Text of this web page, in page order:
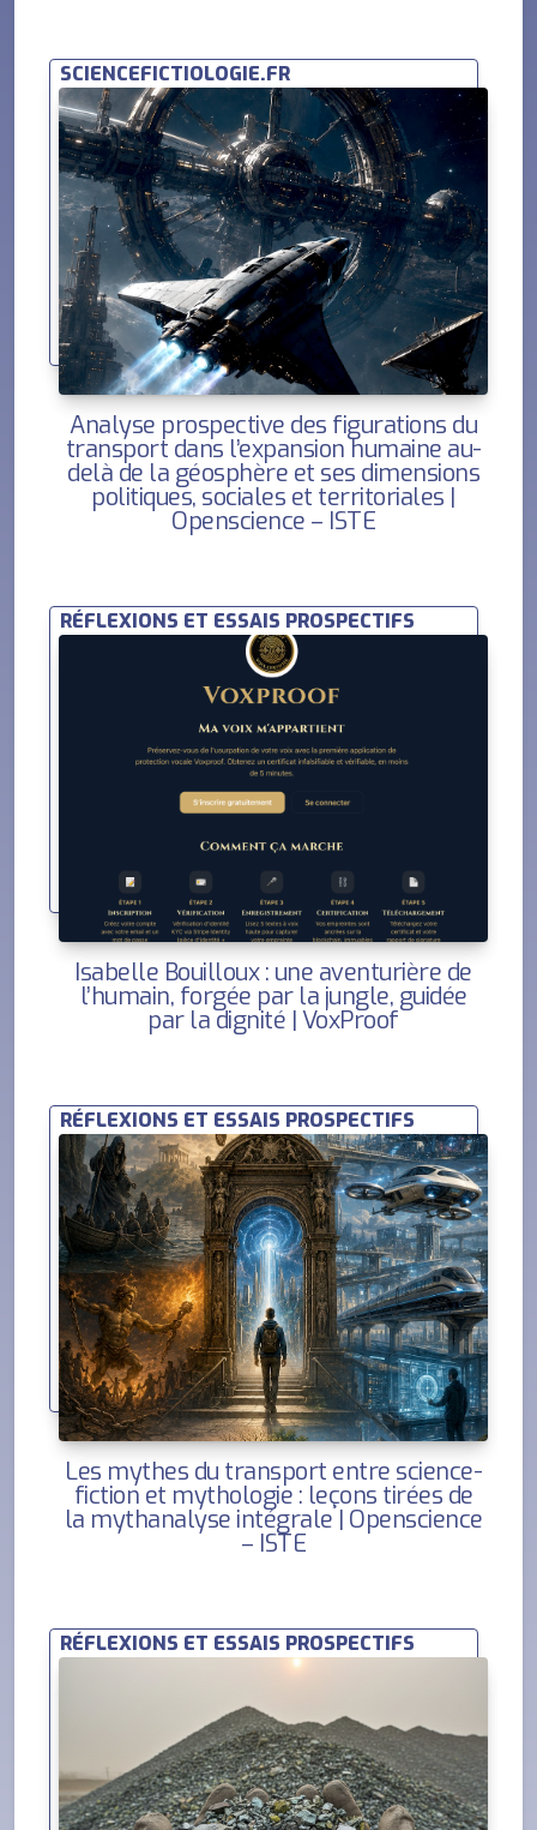
SCIENCEFICTIOLOGIE.FR
Analyse prospective des figurations du
transport dans l’expansion humaine au-
delà de la géosphère et ses dimensions
politiques, sociales et territoriales |
Openscience – ISTE
RÉFLEXIONS ET ESSAIS PROSPECTIFS
Isabelle Bouilloux : une aventurière de
l’humain, forgée par la jungle, guidée
par la dignité | VoxProof
RÉFLEXIONS ET ESSAIS PROSPECTIFS
Les mythes du transport entre science-
fiction et mythologie : leçons tirées de
la mythanalyse intégrale | Openscience
– ISTE
RÉFLEXIONS ET ESSAIS PROSPECTIFS